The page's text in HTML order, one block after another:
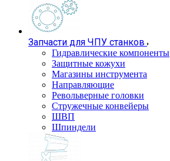
Запчасти для ЧПУ станков
Гидравлические компоненты
Защитные кожухи
Магазины инструмента
Направляющие
Револьверные головки
Стружечные конвейеры
ШВП
Шпиндели